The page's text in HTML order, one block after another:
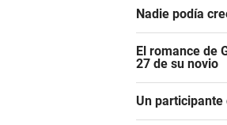
Nadie podía
El romance de
27 de su novio
Un participante